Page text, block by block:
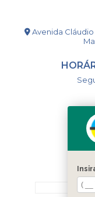
Avenida Cláudio